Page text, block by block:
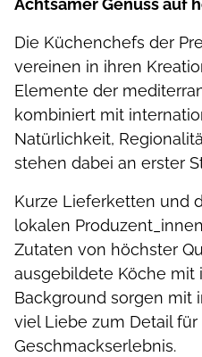
Achtsamer Genuss auf
Die Küchenchefs der
vereinen in ihren
Elemente der
kombiniert mit
Natürlichkeit,
stehen dabei an erster
Kurze Lieferketten und
lokalen
Zutaten von höchster
ausgebildete Köche mit
Background sorgen mit
viel Liebe zum Detail
Geschmackserlebnis.